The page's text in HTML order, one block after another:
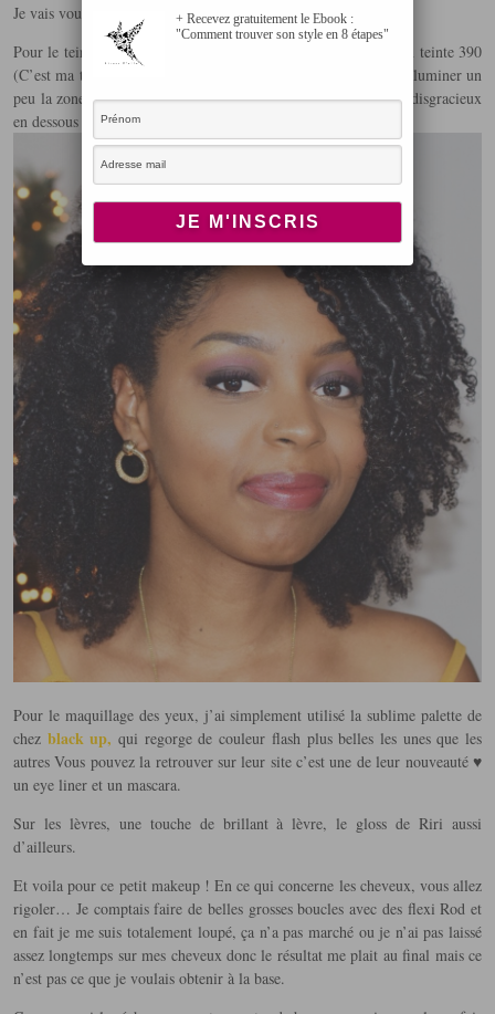
Je vais vous détailler ce que j’ai utilisé pour réaliser celui-ci.
Pour le teint j’ai utilisé le fond de teint Fenty Beauty de Riri en teinte 390
(C’est ma teinte d’été donc je fais un peu de contouring pour illuminer un
peu la zone T et de l’anti cerne pour cacher un peu ce qui est disgracieux
en dessous des yeux).
Pour le maquillage des yeux, j’ai simplement utilisé la sublime palette de
chez black up, qui regorge de couleur flash plus belles les unes que les
autres Vous pouvez la retrouver sur leur site c’est une de leur nouveauté ♥
un eye liner et un mascara.
Sur les lèvres, une touche de brillant à lèvre, le gloss de Riri aussi
d’ailleurs.
Et voila pour ce petit makeup ! En ce qui concerne les cheveux, vous allez
rigoler… Je comptais faire de belles grosses boucles avec des flexi Rod et
en fait je me suis totalement loupé, ça n’a pas marché ou je n’ai pas laissé
assez longtemps sur mes cheveux donc le résultat me plait au final mais ce
n’est pas ce que je voulais obtenir à la base.
+ Recevez gratuitement le Ebook :
"Comment trouver son style en 8 étapes"